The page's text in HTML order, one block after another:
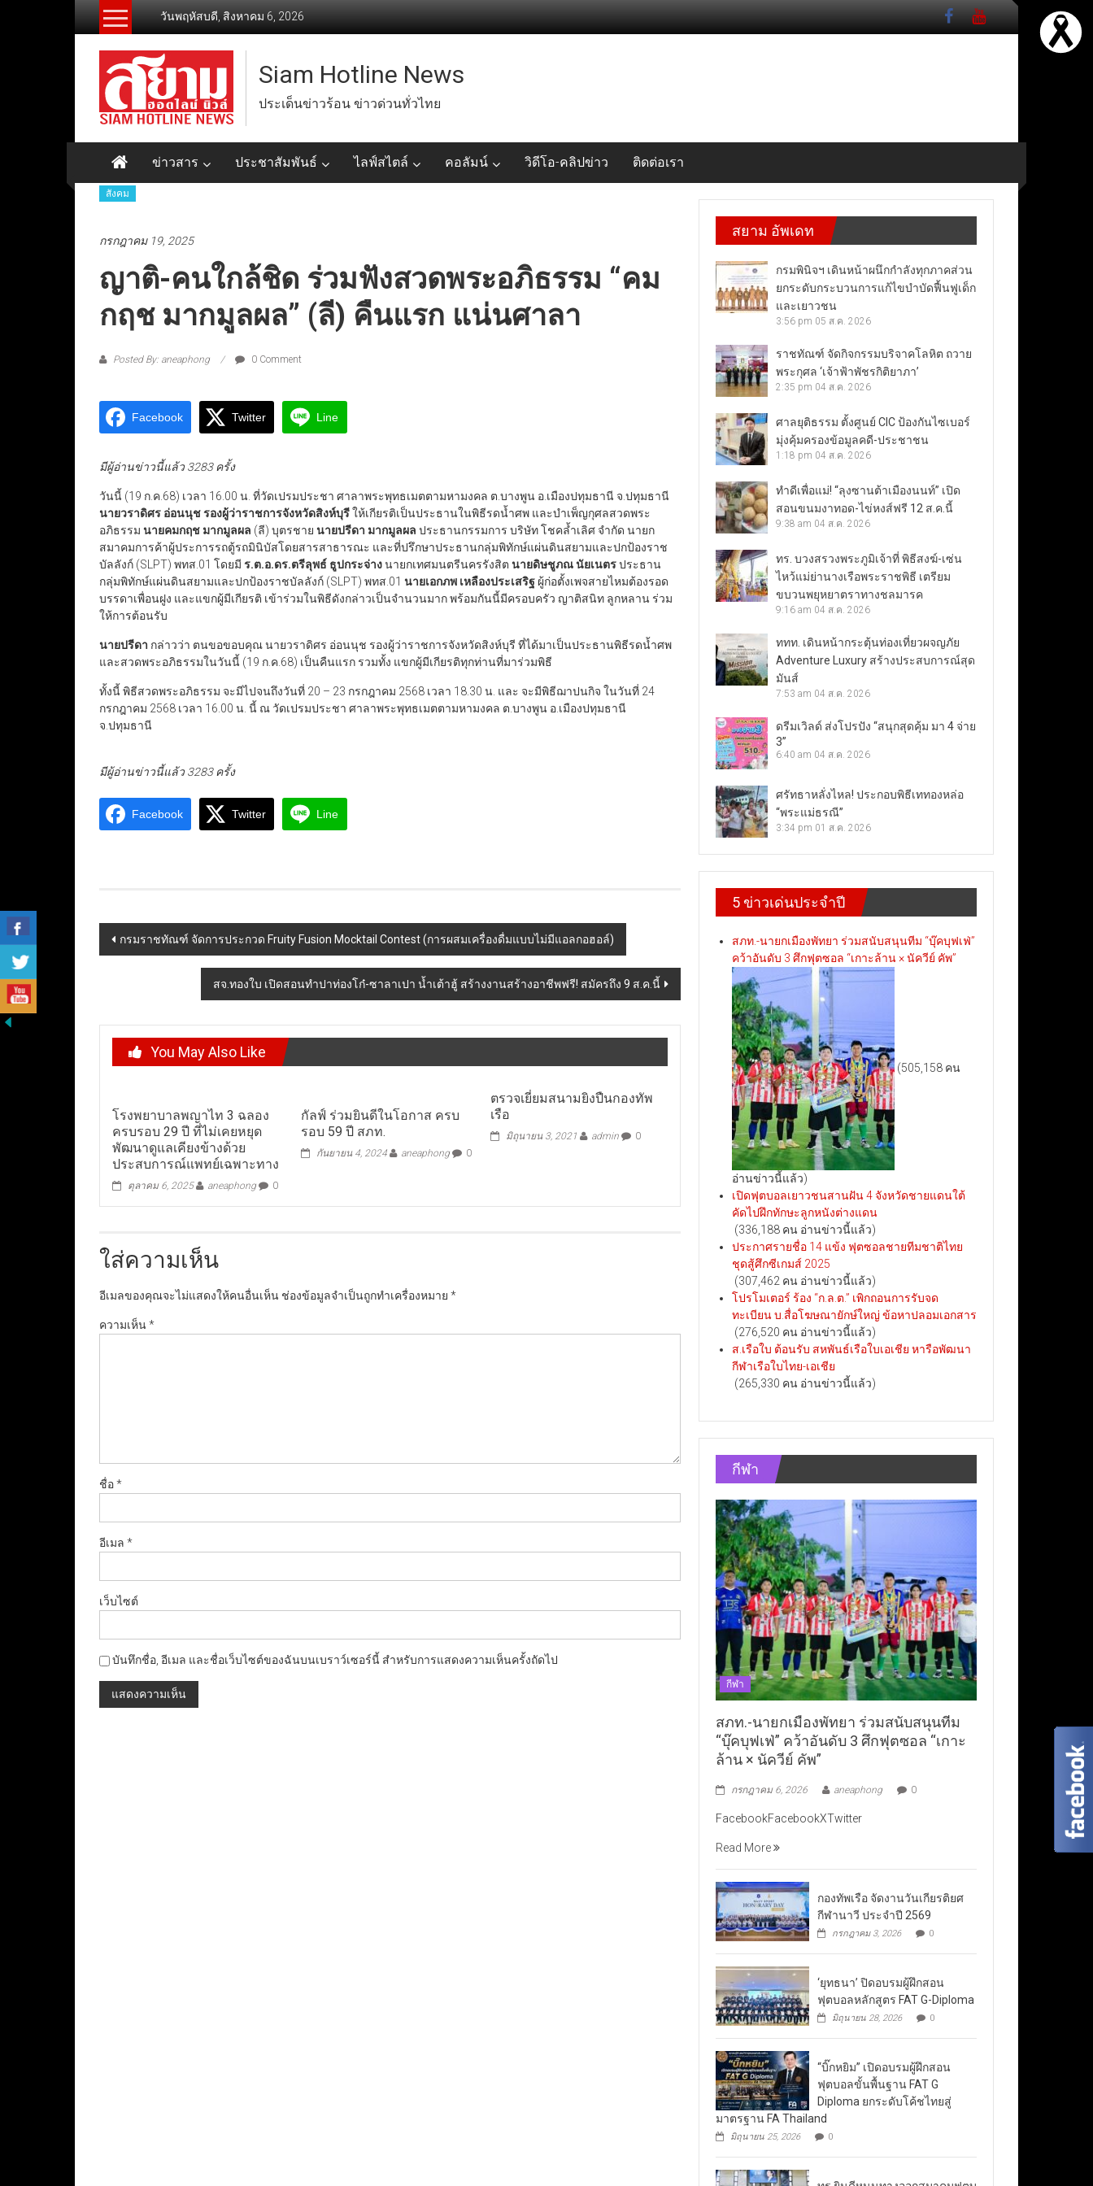
วันพฤหัสบดี, สิงหาคม 6, 2026
Siam Hotline News
ประเด็นข่าวร้อน ข่าวด่วนทั่วไทย
ข่าวสาร ประชาสัมพันธ์ ไลฟ์สไตล์ คอลัมน์ วิดีโอ-คลิปข่าว ติดต่อเรา
สังคม
กรกฎาคม 19, 2025
ญาติ-คนใกล้ชิด ร่วมฟังสวดพระอภิธรรม “คม
กฤช มากมูลผล” (ลี) คืนแรก แน่นศาลา
Posted By: aneaphong 0 Comment
Facebook Twitter Line
มีผู้อ่านข่าวนี้แล้ว 3283 ครั้ง
วันนี้ (19 ก.ค.68) เวลา 16.00 น. ที่วัดเปรมประชา ศาลาพระพุทธเมตตามหามงคล ต.บางพูน อ.เมืองปทุมธานี จ.ปทุมธานี
นายวราดิศร อ่อนนุช รองผู้ว่าราชการจังหวัดสิงห์บุรีให้เกียรติเป็นประธานในพิธีรดน้ำศพ และบำเพ็ญกุศลสวดพระ
อภิธรรม นายคมกฤช มากมูลผล (ลี) บุตรชาย นายปรีดา มากมูลผล ประธานกรรมการ บริษัท โชคล้ำเลิศ จำกัด นายก
สมาคมการค้าผู้ประการรถตู้รถมินิบัสโดยสารสาธารณะ และที่ปรึกษาประธานกลุ่มพิทักษ์แผ่นดินสยามและปกป้องราช
บัลลังก์ (SLPT) พทส.01 โดยมี ร.ต.อ.ดร.ตรีลุพธ์ ธูปกระจ่างนายกเทศมนตรีนครรังสิต นายดิษชูภณ นัยเนตรประธาน
กลุ่มพิทักษ์แผ่นดินสยามและปกป้องราชบัลลังก์ (SLPT) พทส.01 นายเอกภพ เหลืองประเสริฐ ผู้ก่อตั้งเพจสายไหมต้องรอด
บรรดาเพื่อนฝูง และแขกผู้มีเกียรติ เข้าร่วมในพิธีดังกล่าวเป็นจำนวนมาก พร้อมกันนี้มีครอบครัว ญาติสนิท ลูกหลาน ร่วม
ให้การต้อนรับ
นายปรีดา กล่าวว่า ตนขอขอบคุณ นายวราดิศร อ่อนนุช รองผู้ว่าราชการจังหวัดสิงห์บุรี ที่ได้มาเป็นประธานพิธีรดน้ำศพ
และสวดพระอภิธรรมในวันนี้ (19 ก.ค.68) เป็นคืนแรก รวมทั้ง แขกผู้มีเกียรติทุกท่านที่มาร่วมพิธี
ทั้งนี้ พิธีสวดพระอภิธรรม จะมีไปจนถึงวันที่ 20 – 23 กรกฎาคม 2568 เวลา 18.30 น. และ จะมีพิธีฌาปนกิจ ในวันที่ 24
กรกฎาคม 2568 เวลา 16.00 น. นี้ ณ วัดเปรมประชา ศาลาพระพุทธเมตตามหามงคล ต.บางพูน อ.เมืองปทุมธานี
จ.ปทุมธานี
มีผู้อ่านข่าวนี้แล้ว 3283 ครั้ง
Facebook Twitter Line
Post
navigation
กรมราชทัณฑ์ จัดการประกวด Fruity Fusion Mocktail Contest (การผสมเครื่องดื่มแบบไม่มีแอลกอฮอล์)
สจ.ทองใบ เปิดสอนทำปาท่องโก๋-ซาลาเปา น้ำเต้าฮู้ สร้างงานสร้างอาชีพฟรี! สมัครถึง 9 ส.ค.นี้
You May Also Like
โรงพยาบาลพญาไท 3 ฉลอง
ครบรอบ 29 ปี ที่ไม่เคยหยุด
พัฒนาดูแลเคียงข้างด้วย
ประสบการณ์แพทย์เฉพาะทาง
ตุลาคม 6, 2025 aneaphong 0
กัลฟ์ ร่วมยินดีในโอกาส ครบ
รอบ 59 ปี สภท.
กันยายน 4, 2024 aneaphong 0
ตรวจเยี่ยมสนามยิงปืนกองทัพ
เรือ
มิถุนายน 3, 2021 admin 0
ใส่ความเห็น
อีเมลของคุณจะไม่แสดงให้คนอื่นเห็น ช่องข้อมูลจำเป็นถูกทำเครื่องหมาย *
ความเห็น*
ชื่อ*
อีเมล *
เว็บไซต์
บันทึกชื่อ, อีเมล และชื่อเว็บไซต์ของฉันบนเบราว์เซอร์นี้ สำหรับการแสดงความเห็นครั้งถัดไป
สยาม อัพเดท
กรมพินิจฯ เดินหน้าผนึกกำลังทุกภาคส่วน
ยกระดับกระบวนการแก้ไขบำบัดฟื้นฟูเด็ก
และเยาวชน
3:56 pm 05 ส.ค. 2026
ราชทัณฑ์ จัดกิจกรรมบริจาคโลหิต ถวาย
พระกุศล ‘เจ้าฟ้าพัชรกิติยาภา’
2:35 pm 04 ส.ค. 2026
ศาลยุติธรรม ตั้งศูนย์ CIC ป้องกันไซเบอร์
มุ่งคุ้มครองข้อมูลคดี-ประชาชน
1:18 pm 04 ส.ค. 2026
ทำดีเพื่อแม่! “ลุงซานต้าเมืองนนท์” เปิด
สอนขนมงาทอด-ไข่หงส์ฟรี 12 ส.ค.นี้
9:38 am 04 ส.ค. 2026
ทร. บวงสรวงพระภูมิเจ้าที่ พิธีสงฆ์-เซ่น
ไหว้แม่ย่านางเรือพระราชพิธี เตรียม
ขบวนพยุหยาตราทางชลมารค
9:16 am 04 ส.ค. 2026
ททท. เดินหน้ากระตุ้นท่องเที่ยวผจญภัย
Adventure Luxury สร้างประสบการณ์สุด
มันส์
7:53 am 04 ส.ค. 2026
ดรีมเวิลด์ ส่งโปรปัง “สนุกสุดคุ้ม มา 4 จ่าย
3”
6:40 am 04 ส.ค. 2026
ศรัทธาหลั่งไหล! ประกอบพิธีเททองหล่อ
“พระแม่ธรณี”
3:34 pm 01 ส.ค. 2026
5 ข่าวเด่นประจำปี
สภท.-นายกเมืองพัทยา ร่วมสนับสนุนทีม “บุ๊คบุฟเฟ่”
คว้าอันดับ 3 ศึกฟุตซอล “เกาะล้าน × นัควีย์ คัพ”
(505,158 คน
อ่านข่าวนี้แล้ว)
เปิดฟุตบอลเยาวชนสานฝัน 4 จังหวัดชายแดนใต้
คัดไปฝึกทักษะลูกหนังต่างแดน
(336,188 คน อ่านข่าวนี้แล้ว)
ประกาศรายชื่อ 14 แข้ง ฟุตซอลชายทีมชาติไทย
ชุดสู้ศึกซีเกมส์ 2025
(307,462 คน อ่านข่าวนี้แล้ว)
โปรโมเตอร์ ร้อง “ก.ล.ต.” เพิกถอนการรับจด
ทะเบียน บ.สื่อโฆษณายักษ์ใหญ่ ข้อหาปลอมเอกสาร
(276,520 คน อ่านข่าวนี้แล้ว)
ส.เรือใบ ต้อนรับ สหพันธ์เรือใบเอเชีย หารือพัฒนา
กีฬาเรือใบไทย-เอเชีย
(265,330 คน อ่านข่าวนี้แล้ว)
กีฬา
กีฬา
สภท.-นายกเมืองพัทยา ร่วมสนับสนุนทีม
“บุ๊คบุฟเฟ่” คว้าอันดับ 3 ศึกฟุตซอล “เกาะ
ล้าน × นัควีย์ คัพ”
กรกฎาคม 6, 2026 aneaphong 0
FacebookFacebookXTwitter
Read More
กองทัพเรือ จัดงานวันเกียรติยศ
กีฬานาวี ประจำปี 2569
กรกฎาคม 3, 2026 0
‘ยุทธนา’ ปิดอบรมผู้ฝึกสอน
ฟุตบอลหลักสูตร FAT G-Diploma
มิถุนายน 28, 2026 0
“บิ๊กหยิม” เปิดอบรมผู้ฝึกสอน
ฟุตบอลขั้นพื้นฐาน FAT G
Diploma ยกระดับโค้ชไทยสู่
มาตรฐาน FA Thailand
มิถุนายน 25, 2026 0